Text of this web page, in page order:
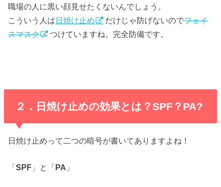
職場の人に黒い顔見せたくないんでしょう。
こういう人は 日焼け止め だけじゃ防げないのでフェイ
スマスク
つけていますね。完全防備です。
２．日焼け止めの効果とは？SPF？PA?
日焼け止めって二つの暗号が書いてありますよね！
「SPF 」と「PA 」